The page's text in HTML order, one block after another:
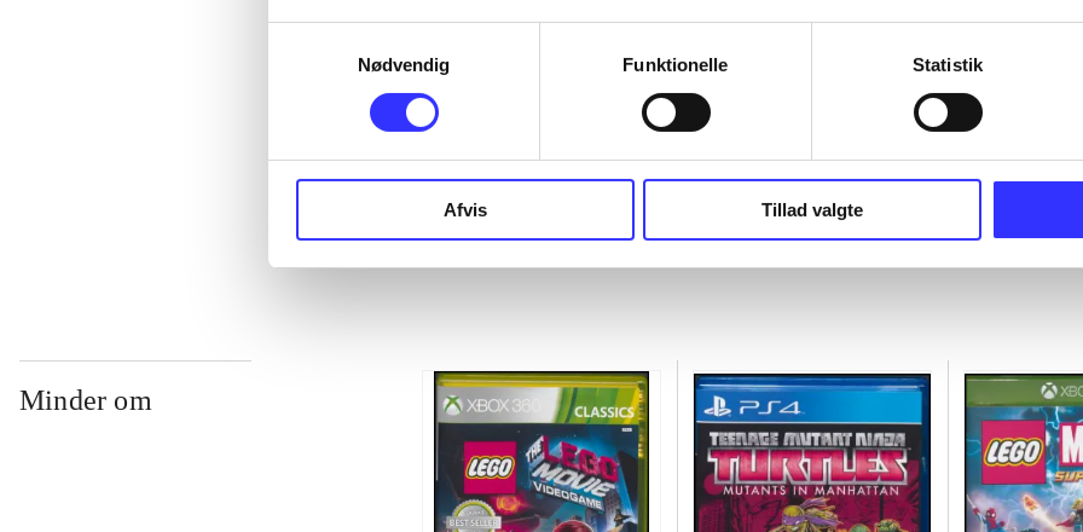
Nødvendig
Funktionelle Statistik
Afvis Tillad valgte
...
Minder om